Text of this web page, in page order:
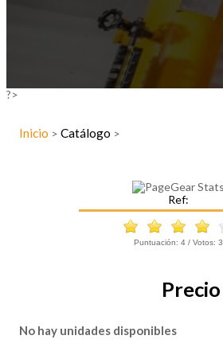
?>
Inicio > Catálogo >
Ref:
Puntuación: 4 / Votos: 3
Precio
No hay unidades disponibles